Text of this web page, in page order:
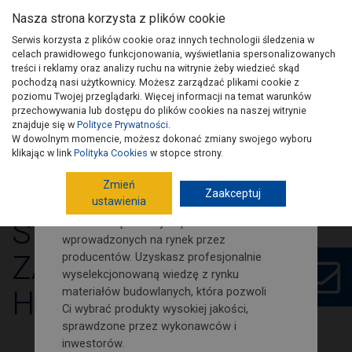
Wydania PSB Artykuły Kontakt
SILNY MANDAT DLA
ZARZĄDU GRUPY PSB
HANDEL S.A.
Zamów nasz newsletter i śledź
na bieżąco nowości i porady
budowlano-remontowe!
Na naszej stronie znajdziesz porady
dotyczące poszczególnych etapów
budowy domu. Jak również wypowiedzi i
opinie fachowców budowlanych.
wprowadzonych na rynek przez
producentów. Uzyskasz profesjonalnie
wyselekcjonowaną wiedzę z rynku
materiałów budowlanych, która pozwoli
Ci wybrać produkty wysokiej jakości,
sprawdzone przez wykonawców i
inwestorów.
Nasza strona korzysta z plików cookie
Serwis korzysta z plików cookie oraz innych technologii śledzenia w
celach prawidłowego funkcjonowania, wyświetlania spersonalizowanych
treści i reklamy oraz analizy ruchu na witrynie żeby wiedzieć skąd
pochodzą nasi użytkownicy. Możesz zarządzać plikami cookie z
poziomu Twojej przeglądarki. Więcej informacji na temat warunków
przechowywania lub dostępu do plików cookies na naszej witrynie
znajduje się w Polityce Prywatności.
W dowolnym momencie, możesz dokonać zmiany swojego wyboru
klikając w link Polityka Cookies w stopce strony.
Zmień
ustawienia
Zaakceptuj